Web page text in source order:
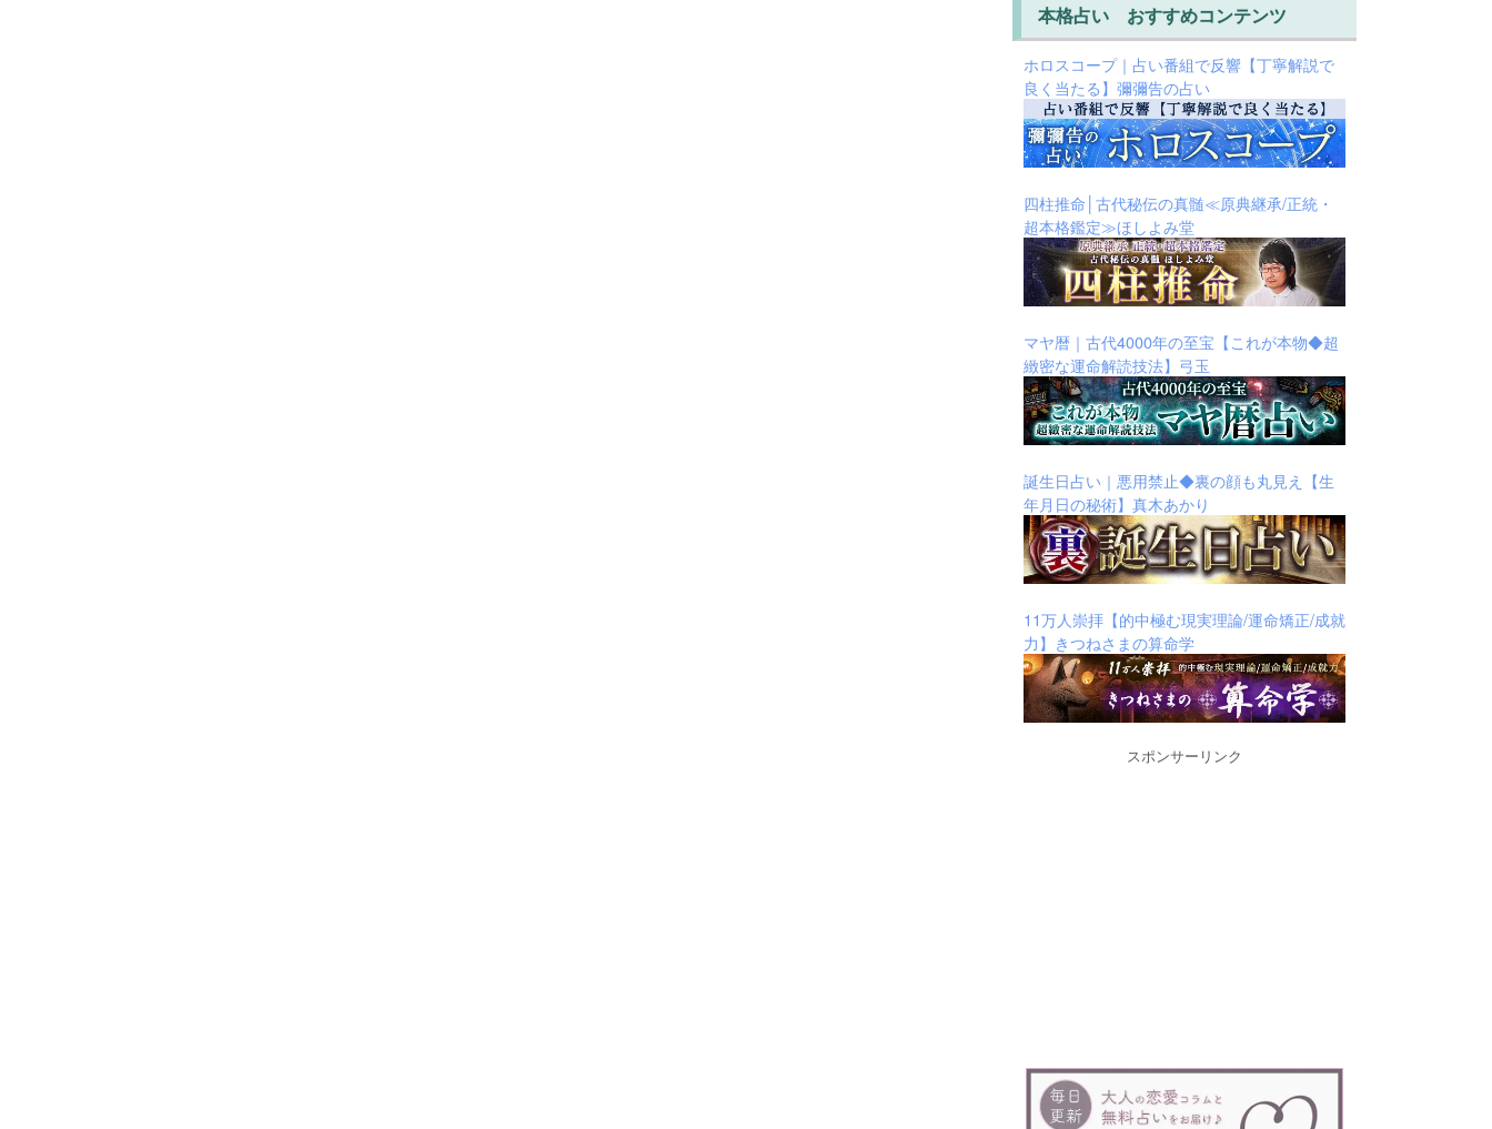
本格占い おすすめコンテンツ
ホロスコープ｜占い番組で反響【丁寧解説で
良く当たる】彌彌告の占い
四柱推命│古代秘伝の真髄≪原典継承/正統・
超本格鑑定≫ほしよみ堂
マヤ暦｜古代4000年の至宝【これが本物◆超
緻密な運命解読技法】弓玉
誕生日占い｜悪用禁止◆裏の顔も丸見え【生
年月日の秘術】真木あかり
11万人崇拝【的中極む現実理論/運命矯正/成就
力】きつねさまの算命学
スポンサーリンク